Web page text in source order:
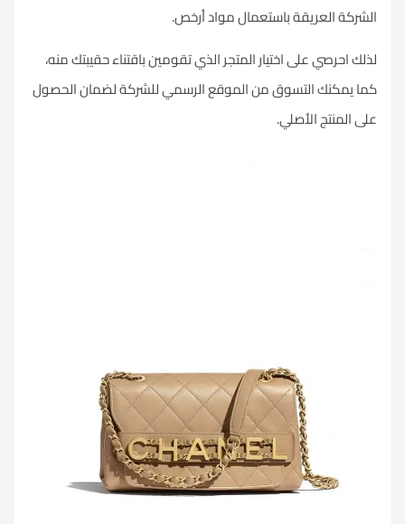
الشركة العريقة باستعمال مواد أرخص.
لذلك احرصي على اختيار المتجر الذي تقومين باقتناء حقيبتك منه،
كما يمكنك التسوق من الموقع الرسمي للشركة لضمان الحصول
على المنتج الأصلي.